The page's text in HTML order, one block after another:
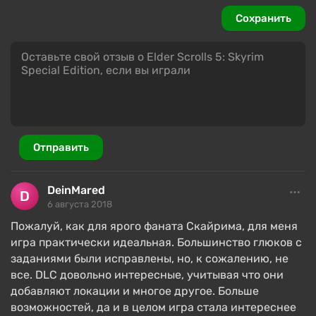
Моды можно устанавливать не только для РС,
встроенный центр загрузки модификаций.
Перевод игры на DirectX 11 вывел
Игра задействует все ресурсы компьютера
или консоли, загружая более 4 ГБ ОЗУ и
Система анимации получила незначительные
улучшения, модели выглядят не так
«деревянно», как в Skyrim.
Особенности Switch-версии Skyrim Special
Edition:
Сохранить
Отправить
DeinMared
6 августа 2018
Пожалуй, как для ярого фаната Скайрима, для меня
игра практически идеальная. Большинство глюков с
заданиями были исправлены, но, к сожалению, не
все. DLC довольно интересные, учитывая что они
добавляют локации и многое другое. Больше
возможностей, да и в целом игра стала интереснее